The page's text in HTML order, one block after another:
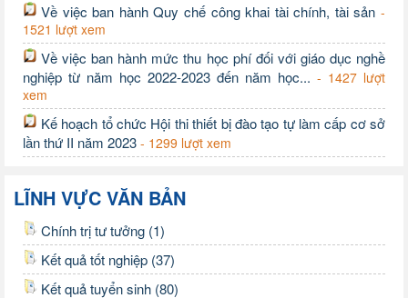
Về việc ban hành Quy chế công khai tài chính, tài sản -
1521 lượt xem
Về việc ban hành mức thu học phí đối với giáo dục nghề
nghiệp từ năm học 2022-2023 đến năm học... - 1427 lượt
xem
Kế hoạch tổ chức Hội thi thiết bị đào tạo tự làm cấp cơ sở
lần thứ II năm 2023 - 1299 lượt xem
LĨNH VỰC VĂN BẢN
Chính trị tư tưởng (1)
Kết quả tốt nghiệp (37)
Kết quả tuyển sinh (80)